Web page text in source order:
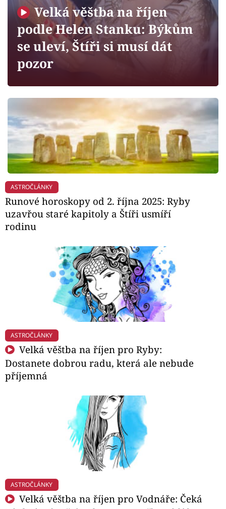
Sledujte prima+
Filmový festival Karlovy Vary
Mámy sobě
Přihlášení
Sledujte nás
Velká věštba na říjen
podle Helen Stanku: Býkům
se uleví, Štíři si musí dát
pozor
ASTROČLÁNKY
Runové horoskopy od 2. října 2025: Ryby
uzavřou staré kapitoly a Štíři usmíří
rodinu
ASTROČLÁNKY
Velká věštba na říjen pro Ryby:
Dostanete dobrou radu, která ale nebude
příjemná
ASTROČLÁNKY
Velká věštba na říjen pro Vodnáře: Čeká